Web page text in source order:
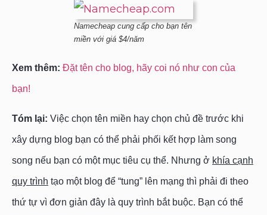
Namecheap cung cấp cho bạn tên
miền với giá $4/năm
Xem thêm: Đặt tên cho blog, hãy coi nó như con của
bạn!
Tóm lại: Việc chọn tên miền hay chọn chủ đề trước khi
xây dựng blog bạn có thể phải phối kết hợp làm song
song nếu bạn có một mục tiêu cụ thể. Nhưng ở khía cạnh
quy trình tạo một blog để “tung” lên mạng thì phải đi theo
thứ tự vì đơn giản đây là quy trình bắt buộc. Bạn có thể